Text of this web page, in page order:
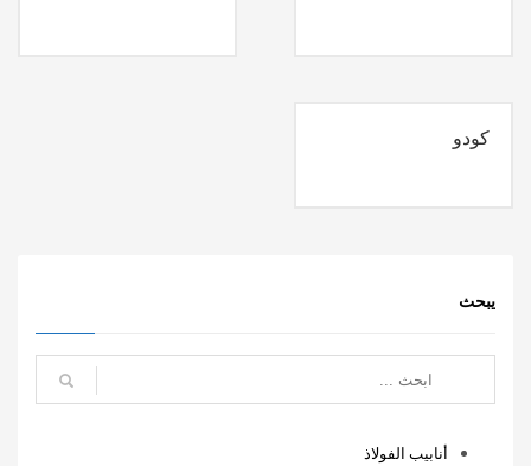
كودو
يبحث
أنابيب الفولاذ